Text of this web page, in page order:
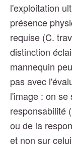
l'exploitation
présence
requise (C.
distinction
mannequin
pas avec
l'image : on
responsabilité
ou de la
et non sur